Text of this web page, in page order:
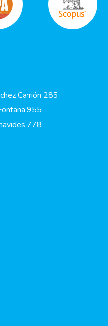
Carrión 285
955
778